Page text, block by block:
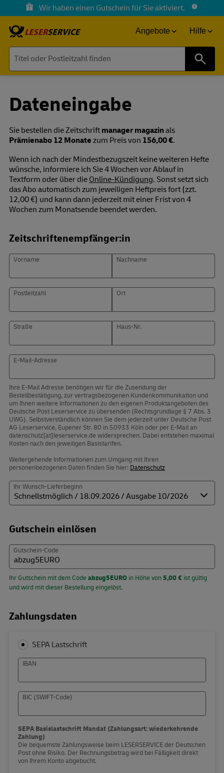
Wir haben einen Gutschein für Sie aktiviert.
Angebote Hilfe
Dateneingabe
Sie bestellen die Zeitschrift manager magazinals
Prämienabo 12 Monate zum Preis von 156,00 €.
Wenn ich nach der Mindestbezugszeit keine weiteren Hefte
wünsche, informiere ich Sie 4 Wochen vor Ablauf in
Textform oder über die Online-Kündigung. Sonst setzt sich
das Abo automatisch zum jeweiligen Heftpreis fort (zzt.
12,00 €) und kann dann jederzeit mit einer Frist von 4
Wochen zum Monatsende beendet werden.
Zeitschriftenempfänger:in
Vorname Nachname
Postleitzahl Ort
Straße Haus-Nr.
E-Mail-Adresse
Ihre E-Mail Adresse benötigen wir für die Zusendung der
Bestellbestätigung, zur vertragsbezogenen Kundenkommunikation und
um Ihnen weitere Informationen zu den eigenen Produktangeboten des
Deutsche Post Leserservice zu übersenden (Rechtsgrundlage § 7 Abs. 3
UWG). Selbstverständlich können Sie dem jederzeit unter Deutsche Post
AG Leserservice, Eupener Str. 80 in 50933 Köln oder per E-Mail an
datenschutz[at]leserservice.de widersprechen. Dabei entstehen maximal
Kosten nach den jeweiligen Basistarifen.
Weitergehende Informationen zum Umgang mit Ihren
personenbezogenen Daten finden Sie hier: Datenschutz
Ihr Wunsch-Lieferbeginn
Gutschein einlösen
Gutschein-Code
Ihr Gutschein mit dem Code abzug5EURO in Höhe von5,00 € ist gültig
und wird mit dieser Bestellung eingelöst.
Zahlungsdaten
SEPA Lastschrift
IBAN
BIC (SWIFT-Code)
SEPA Basislastschrift Mandat (Zahlungsart: wiederkehrende
Zahlung)
Die bequemste Zahlungsweise beim LESERSERVICE der Deutschen
Post ohne Risiko. Der Rechnungsbetrag wird bei Fälligkeit direkt
von Ihrem Konto abgebucht.